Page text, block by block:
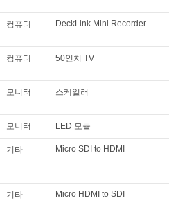
컴퓨터 DeckLink Mini Recorder
컴퓨터 50인치 TV
모니터 스케일러
모니터 LED 모듈
기타 Micro SDI to HDMI
기타 Micro HDMI to SDI